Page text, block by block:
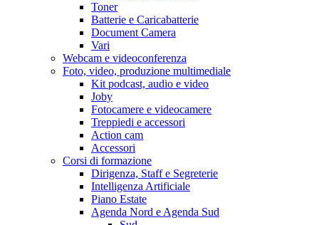
Toner
Batterie e Caricabatterie
Document Camera
Vari
Webcam e videoconferenza
Foto, video, produzione multimediale
Kit podcast, audio e video
Joby
Fotocamere e videocamere
Treppiedi e accessori
Action cam
Accessori
Corsi di formazione
Dirigenza, Staff e Segreterie
Intelligenza Artificiale
Piano Estate
Agenda Nord e Agenda Sud